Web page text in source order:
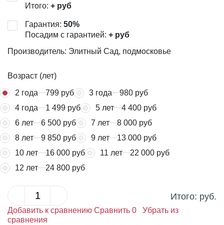
Итого: + руб
Гарантия: 50%
Посадим с гарантией: + руб
Производитель: Элитный Сад, подмосковье
Возраст (лет)
2 года
799 руб 3 года
980 руб
4 года
1 499 руб 5 лет
4 400 руб
6 лет
6 500 руб 7 лет
8 000 руб
8 лет
9 850 руб 9 лет
13 000 руб
10 лет
16 000 руб 11 лет
22 000 руб
12 лет
24 800 руб
Итого: руб.
Добавить к сравнению Сравнить 0
Убрать из
сравнения